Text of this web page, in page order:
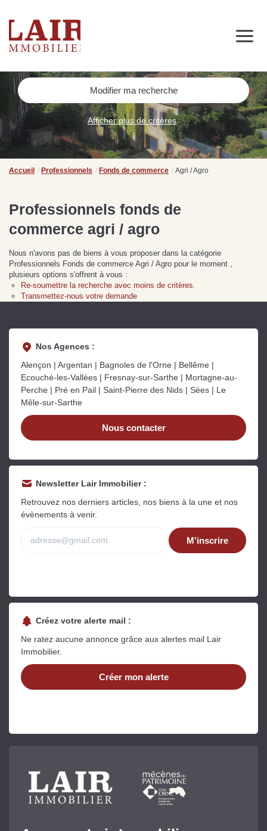
Immobilier
Nous découvrir
Nos services
Contact
Nos actualités
SUIVEZ-NOUS SUR LES RÉSEAUX SOCIAUX
NOS CONSEILS IMMO
pour vous accompagner dans vos projets
Procéder à des travaux
d’isolation à Fresnay-sur-
Sarthe pour booster sa
vente
Lire la suite
estimation immobilière à
Bagnoles-de-l’Orne :
conséquences ?
Gratuit
Rapide et gratuit, recevez votre estimation
en quelques clics.
Estimer mon bien maintenant
Modifier ma recherche
Afficher plus de critères
Accueil Professionnels Fonds de commerce Agri / Agro
Professionnels fonds de
commerce agri / agro
Nous n'avons pas de biens à vous proposer dans la catégorie
Professionnels Fonds de commerce Agri / Agro pour le moment ,
plusieurs options s'offrent à vous :
Re-soumettre la recherche avec moins de critères.
Transmettez-nous votre demande
Nos Agences :
Alençon | Argentan | Bagnoles de l'Orne | Bellême |
Ecouché-les-Vallées | Fresnay-sur-Sarthe | Mortagne-au-
Perche | Pré en Pail | Saint-Pierre des Nids | Sées | Le
Mêle-sur-Sarthe
Nous contacter
Newsletter Lair Immobilier :
Retrouvez nos derniers articles, nos biens à la une et nos
évènements à venir.
M'inscrire
Créez votre alerte mail :
Ne ratez aucune annonce grâce aux alertes mail Lair
Immobilier.
Créer mon alerte